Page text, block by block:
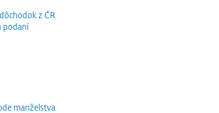
z ČR
podaní
manželstva